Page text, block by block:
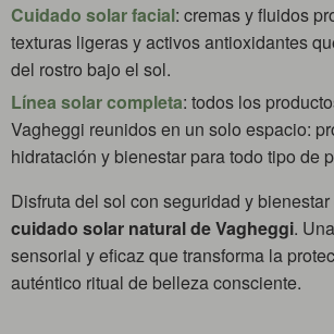
Cuidado solar facial: cremas y fluidos
texturas ligeras y activos antioxidantes
del rostro bajo el sol.
Línea solar completa: todos los
Vagheggi reunidos en un solo espacio:
hidratación y bienestar para todo tipo de
Disfruta del sol con seguridad y
cuidado solar natural de Vagheggi.
sensorial y eficaz que transforma la
auténtico ritual de belleza consciente.